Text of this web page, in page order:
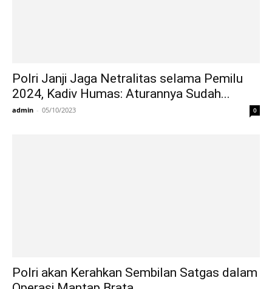
Polri Janji Jaga Netralitas selama Pemilu
2024, Kadiv Humas: Aturannya Sudah...
admin - 05/10/2023 0
Polri akan Kerahkan Sembilan Satgas dalam